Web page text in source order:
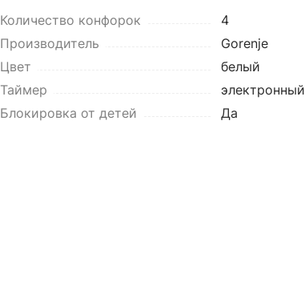
Количество конфорок
4
Производитель
Gorenje
Цвет
белый
Таймер
электронный
Блокировка от детей
Да